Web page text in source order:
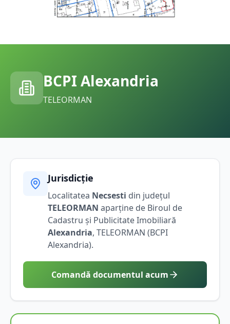
BCPI Alexandria
TELEORMAN
Jurisdicție
Localitatea Necsesti din județul
TELEORMAN aparține de Biroul de
Cadastru și Publicitate Imobiliară
Alexandria, TELEORMAN (BCPI
Alexandria).
Comandă documentul acum